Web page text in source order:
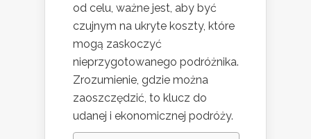
od celu, ważne jest, aby być
czujnym na ukryte koszty, które
mogą zaskoczyć
nieprzygotowanego podróżnika.
Zrozumienie, gdzie można
zaoszczędzić, to klucz do
udanej i ekonomicznej podróży.